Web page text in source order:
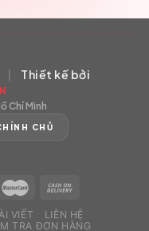
| Thiết kế bởi
Chí Minh
CHỦ
VIẾT
LIÊN HỆ
TRA ĐƠN HÀNG